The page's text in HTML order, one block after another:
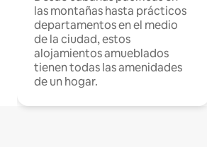
las montañas hasta prácticos
departamentos en el medio
de la ciudad, estos
alojamientos amueblados
tienen todas las amenidades
de un hogar.